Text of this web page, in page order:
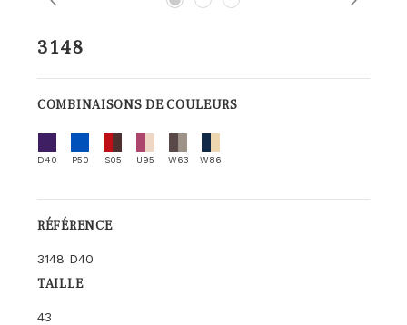
Previous Next
3148
COMBINAISONS DE COULEURS
D40 P50 S05 U95 W63 W86
RÉFÉRENCE
3148 D40
TAILLE
43